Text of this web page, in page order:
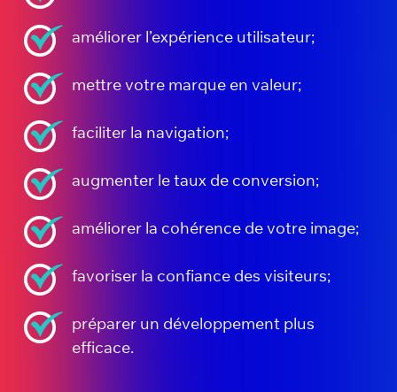
améliorer l’expérience utilisateur;
mettre votre marque en valeur;
faciliter la navigation;
augmenter le taux de conversion;
améliorer la cohérence de votre image;
favoriser la confiance des visiteurs;
préparer un développement plus
efficace.